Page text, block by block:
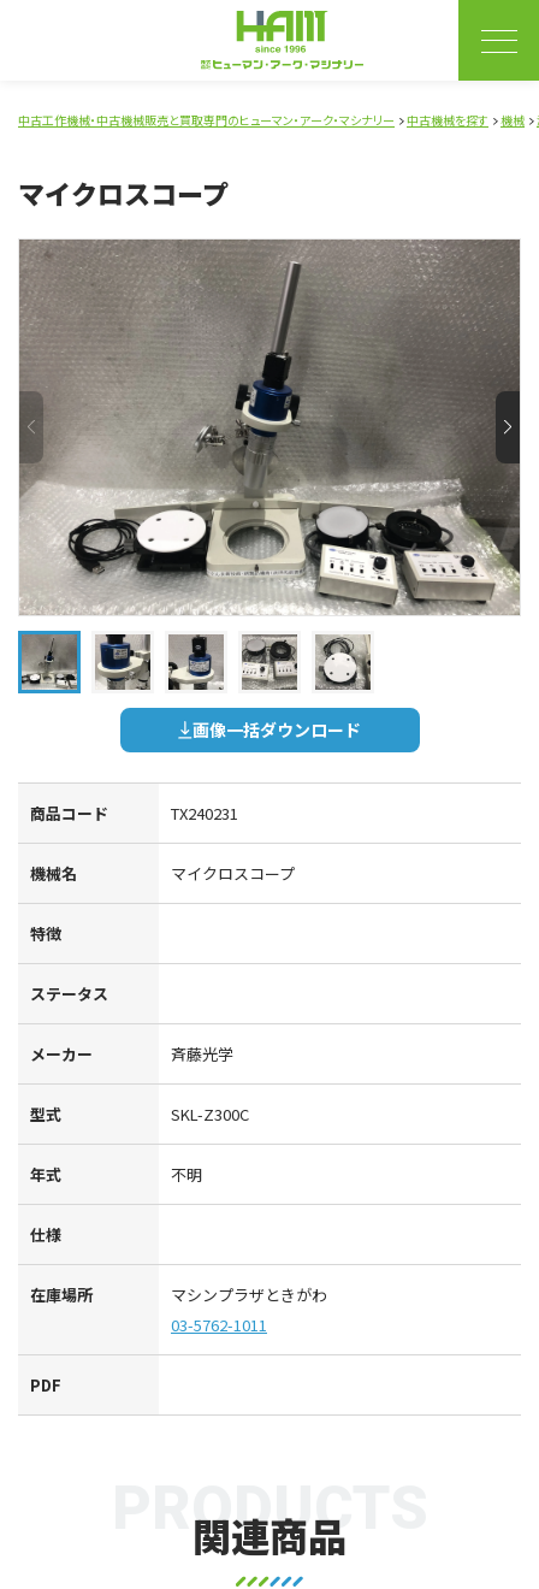
中古工作機械・中古機械販売と買取専門のヒューマン・アーク・マシナリー 中古機械を探す 機械
マイクロスコープ
画像一括ダウンロード
商品コード TX240231
機械名 マイクロスコープ
特徴
ステータス
メーカー 斉藤光学
型式 SKL-Z300C
年式 不明
仕様
在庫場所
マシンプラザときがわ
03-5762-1011
PDF
関連商品
PRODUCTS